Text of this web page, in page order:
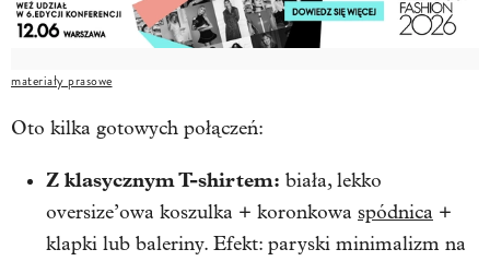
materiały prasowe
Oto kilka gotowych połączeń:
Z klasycznym T-shirtem: biała, lekko
oversize’owa koszulka + koronkowa spódnica +
klapki lub baleriny. Efekt: paryski minimalizm na